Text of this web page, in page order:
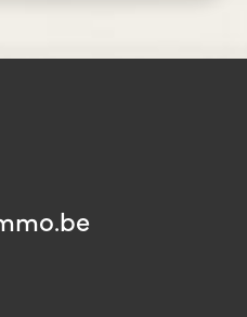
!!!
60 56 82